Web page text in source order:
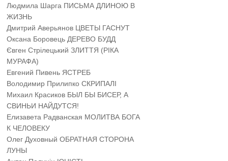
Людмила Шарга ПИСЬМА ДЛИНОЮ В
ЖИЗНЬ
Дмитрий Аверьянов ЦВЕТЫ ГАСНУТ
Оксана Боровець ДЕРЕВО БУДД
Євген Стрілецький ЗЛИТТЯ (РІКА
МУРАФА)
Евгений Пивень ЯСТРЕБ
Володимир Прилипко СКРИПАЛІ
Михаил Красиков БЫЛ БЫ БИСЕР, А
СВИНЬИ НАЙДУТСЯ!
Елизавета Радванская МОЛИТВА БОГА
К ЧЕЛОВЕКУ
Олег Духовный ОБРАТНАЯ СТОРОНА
ЛУНЫ